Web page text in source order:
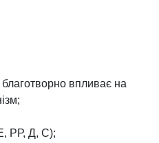
благотворно впливає на
РР, Д, С);